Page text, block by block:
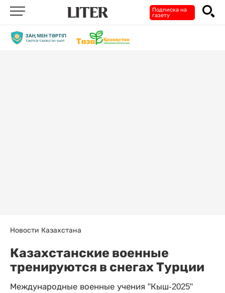
Подписка на
газету
Новости Казахстана
Казахстанские военные
тренируются в снегах Турции
Международные военные учения "Кыш-2025"